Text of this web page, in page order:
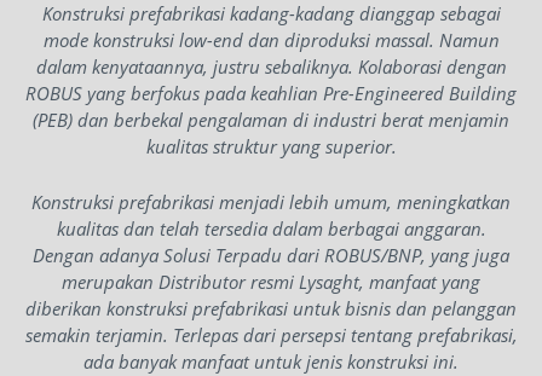
Konstruksi prefabrikasi kadang-kadang dianggap sebagai
mode konstruksi low-end dan diproduksi massal. Namun
dalam kenyataannya, justru sebaliknya. Kolaborasi dengan
ROBUS yang berfokus pada keahlian Pre-Engineered Building
(PEB) dan berbekal pengalaman di industri berat menjamin
kualitas struktur yang superior.
Konstruksi prefabrikasi menjadi lebih umum, meningkatkan
kualitas dan telah tersedia dalam berbagai anggaran.
Dengan adanya Solusi Terpadu dari ROBUS/BNP, yang juga
merupakan Distributor resmi Lysaght, manfaat yang
diberikan konstruksi prefabrikasi untuk bisnis dan pelanggan
semakin terjamin. Terlepas dari persepsi tentang prefabrikasi,
ada banyak manfaat untuk jenis konstruksi ini.